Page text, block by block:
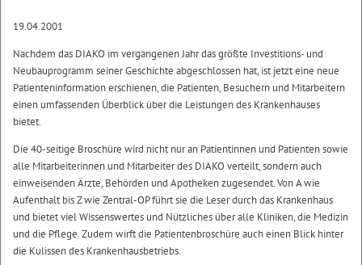
19.04.2001
Nachdem das DIAKO im vergangenen Jahr das größte Investitions- und
Neubauprogramm seiner Geschichte abgeschlossen hat, ist jetzt eine neue
Patienteninformation erschienen, die Patienten, Besuchern und Mitarbeitern
einen umfassenden Überblick über die Leistungen des Krankenhauses
bietet.
Die 40-seitige Broschüre wird nicht nur an Patientinnen und Patienten sowie
alle Mitarbeiterinnen und Mitarbeiter des DIAKO verteilt, sondern auch
einweisenden Ärzte, Behörden und Apotheken zugesendet. Von A wie
Aufenthalt bis Z wie Zentral-OP führt sie die Leser durch das Krankenhaus
und bietet viel Wissenswertes und Nützliches über alle Kliniken, die Medizin
und die Pflege. Zudem wirft die Patientenbroschüre auch einen Blick hinter
die Kulissen des Krankenhausbetriebs.